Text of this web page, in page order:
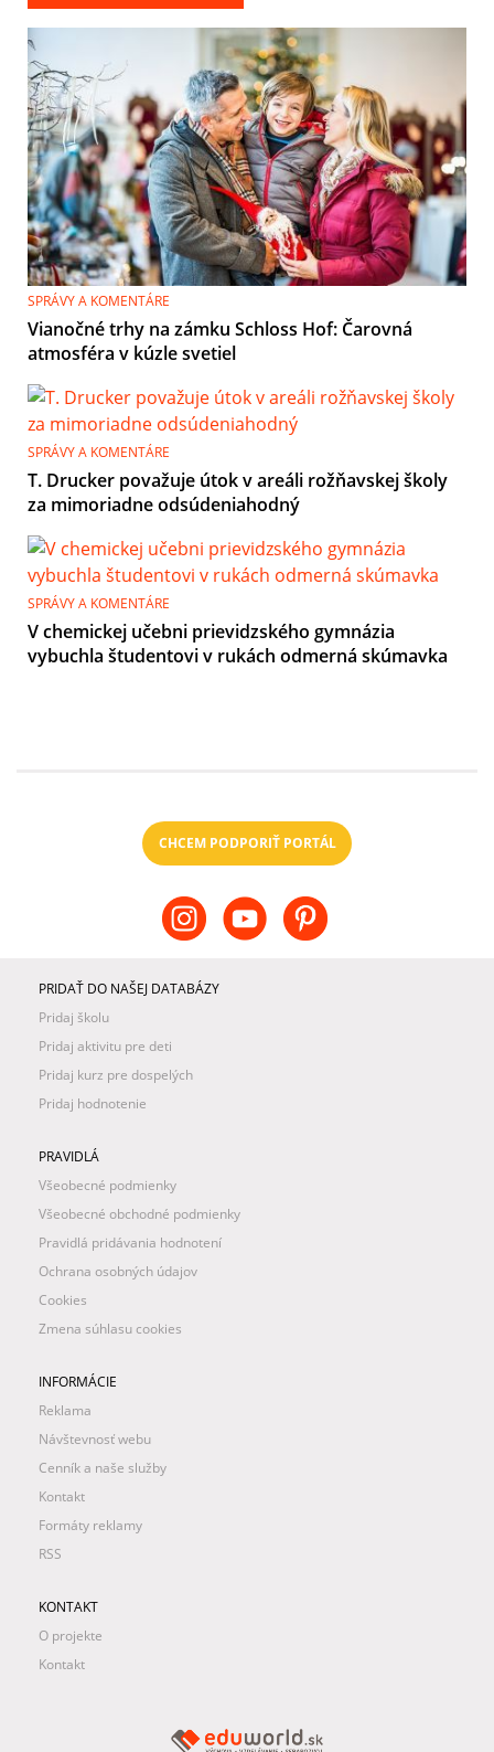
SPRÁVY A KOMENTÁRE
Vianočné trhy na zámku Schloss Hof: Čarovná
atmosféra v kúzle svetiel
SPRÁVY A KOMENTÁRE
T. Drucker považuje útok v areáli rožňavskej školy
za mimoriadne odsúdeniahodný
SPRÁVY A KOMENTÁRE
V chemickej učebni prievidzského gymnázia
vybuchla študentovi v rukách odmerná skúmavka
CHCEM PODPORIŤ PORTÁL
PRIDAŤ DO NAŠEJ DATABÁZY
Pridaj školu
Pridaj aktivitu pre deti
Pridaj kurz pre dospelých
Pridaj hodnotenie
PRAVIDLÁ
Všeobecné podmienky
Všeobecné obchodné podmienky
Pravidlá pridávania hodnotení
Ochrana osobných údajov
Cookies
Zmena súhlasu cookies
INFORMÁCIE
Reklama
Návštevnosť webu
Cenník a naše služby
Kontakt
Formáty reklamy
RSS
KONTAKT
O projekte
Kontakt